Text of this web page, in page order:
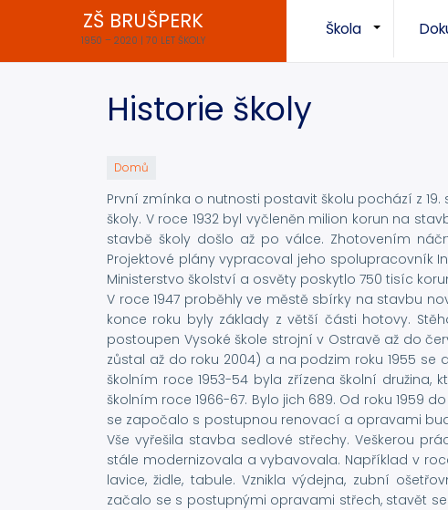
ZŠ BRUŠPERK
1950 – 2020 | 70 LET ŠKOLY +
Škola
Historie školy
Domů
První zmínka o nutnosti postavit školu pochází z
školy. V roce 1932 byl vyčleněn milion korun na
stavbě školy došlo až po válce. Zhotovením
Projektové plány vypracoval jeho spolupracovník
Ministerstvo školství a osvěty poskytlo 750 tisíc
V roce 1947 proběhly ve městě sbírky na stavbu
konce roku byly základy z větší části hotovy.
postoupen Vysoké škole strojní v Ostravě až do
zůstal až do roku 2004) a na podzim roku 1955
školním roce 1953-54 byla zřízena školní družina,
školním roce 1966-67. Bylo jich 689. Od roku 1959
se započalo s postupnou renovací a opravami
Vše vyřešila stavba sedlové střechy. Veškerou
stále modernizovala a vybavovala. Například v
lavice, židle, tabule. Vznikla výdejna, zubní
začalo se s postupnými opravami střech, stavět